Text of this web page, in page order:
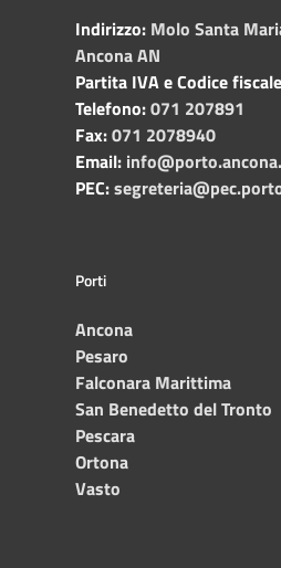
Indirizzo: Molo Santa
Ancona AN
Partita IVA e Codice
Telefono:071 207891
Fax:071 2078940
Email:
PEC:
Porti
Ancona
Pesaro
Falconara Marittima
San Benedetto del Tronto
Pescara
Ortona
Vasto